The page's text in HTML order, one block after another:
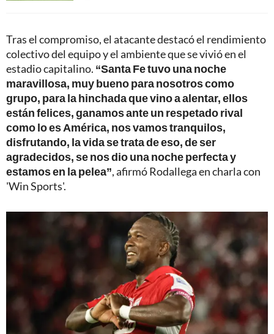
Tras el compromiso, el atacante destacó el rendimiento
colectivo del equipo y el ambiente que se vivió en el
estadio capitalino. “Santa Fe tuvo una noche
maravillosa, muy bueno para nosotros como
grupo, para la hinchada que vino a alentar, ellos
están felices, ganamos ante un respetado rival
como lo es América, nos vamos tranquilos,
disfrutando, la vida se trata de eso, de ser
agradecidos, se nos dio una noche perfecta y
estamos en la pelea”, afirmó Rodallega en charla con
'Win Sports'.